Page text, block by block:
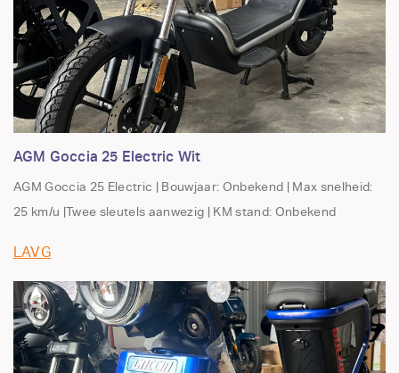
AGM Goccia 25 Electric Wit
AGM Goccia 25 Electric | Bouwjaar: Onbekend | Max snelheid:
25 km/u |Twee sleutels aanwezig | KM stand: Onbekend
LAVG